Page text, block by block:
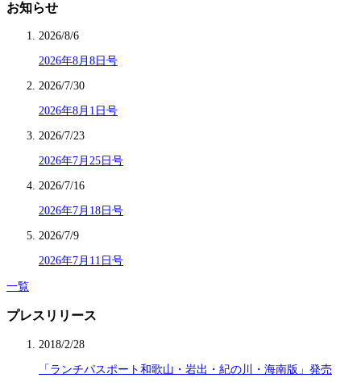
お知らせ
2026/8/6
2026年8月8日号
2026/7/30
2026年8月1日号
2026/7/23
2026年7月25日号
2026/7/16
2026年7月18日号
2026/7/9
2026年7月11日号
一覧
プレスリリース
2018/2/28
「ランチパスポート和歌山・岩出・紀の川・海南版」発売